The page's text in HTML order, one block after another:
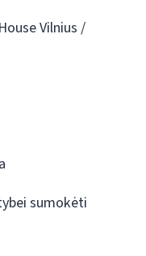
Vilnius /
sumokėti